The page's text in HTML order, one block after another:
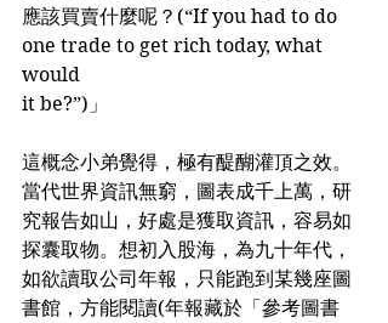
應該買賣什麼呢？(“If you had to do
one trade to get rich today, what
would
it be?”)」
這概念小弟覺得，極有醍醐灌頂之效。
當代世界資訊無窮，圖表成千上萬，研
究報告如山，好處是獲取資訊，容易如
探囊取物。想初入股海，為九十年代，
如欲讀取公司年報，只能跑到某幾座圖
書館，方能閱讀(年報藏於「參考圖書